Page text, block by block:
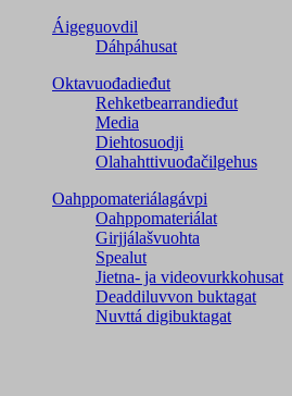
Áigeguovdil
Dáhpáhusat
Oktavuođadieđut
Rehketbearrandieđut
Media
Diehtosuodji
Olahahttivuođačilgehus
Oahppomateriálagávpi
Oahppomateriálat
Girjjálašvuohta
Spealut
Jietna- ja videovurkkohusat
Deaddiluvvon buktagat
Nuvttá digibuktagat